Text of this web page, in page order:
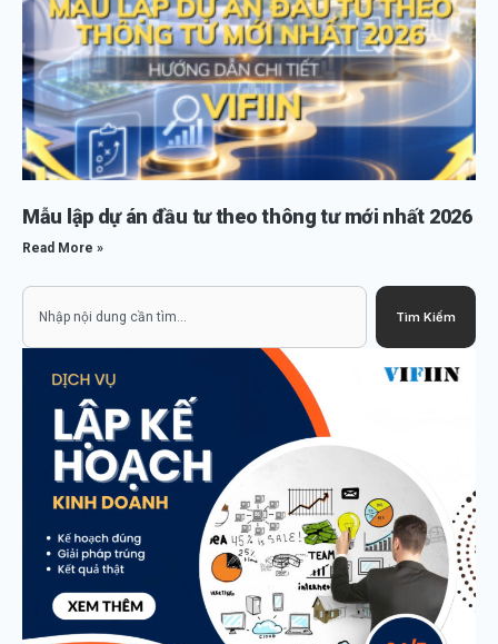
Mẫu lập dự án đầu tư theo thông tư mới nhất 2026
Read More »
Tìm Kiếm